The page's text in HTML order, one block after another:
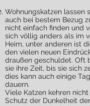
Wohnungskatzen lassen
auch bei bestem Bezug
nicht einfach finden und
sich völlig anders als im
Heim, unter anderen ist
den vielen neuen
draußen geschuldet. Oft
sie ihre Zeit, bis sie sich
dies kann auch einige
dauern.
Viele Katzen kehren
Schutz der Dunkelheit